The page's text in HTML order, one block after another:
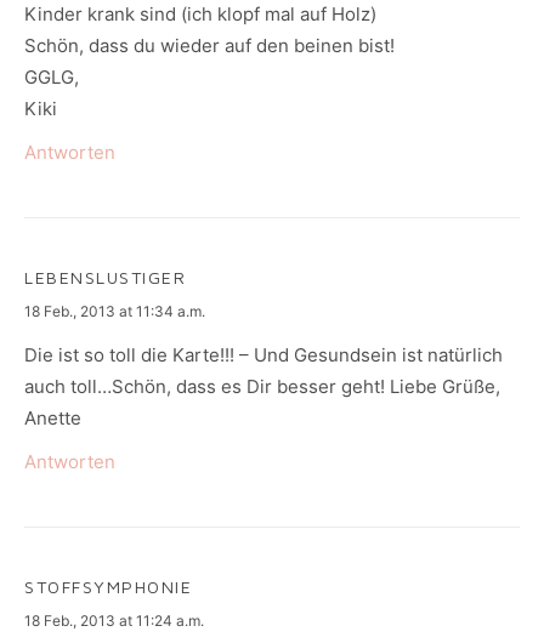
Kinder krank sind (ich klopf mal auf Holz)
Schön, dass du wieder auf den beinen bist!
GGLG,
Kiki
Antworten
LEBENSLUSTIGER
says:
18 Feb., 2013 at 11:34 a.m.
Die ist so toll die Karte!!! – Und Gesundsein ist natürlich
auch toll…Schön, dass es Dir besser geht! Liebe Grüße,
Anette
Antworten
STOFFSYMPHONIE
says:
18 Feb., 2013 at 11:24 a.m.